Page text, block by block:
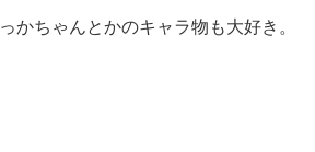
かちゃんとかのキャラ物も大好き。